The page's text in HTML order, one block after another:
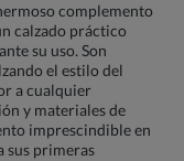
complemento
calzado práctico
su uso. Son
el estilo del
a cualquier
y materiales de
imprescindible en
sus primeras